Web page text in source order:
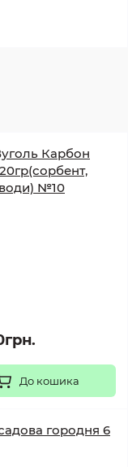
Карбон
води) №10
До кошика
городня 6